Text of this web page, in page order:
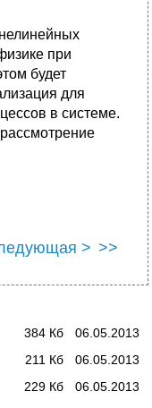
при
будет
для
в системе.
> >>
06.05.2013
384 Кб
06.05.2013
211 Кб
06.05.2013
229 Кб